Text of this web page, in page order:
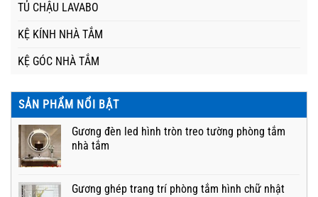
TỦ CHẬU LAVABO
KỆ KÍNH NHÀ TẮM
KỆ GÓC NHÀ TẮM
SẢN PHẨM NỔI BẬT
Gương đèn led hình tròn treo tường phòng tắm
nhà tắm
Gương ghép trang trí phòng tắm hình chữ nhật